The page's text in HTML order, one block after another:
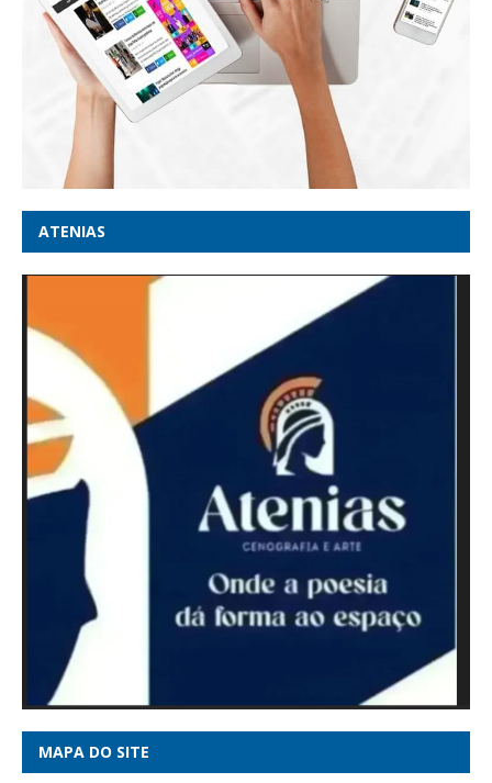
ATENIAS
MAPA DO SITE